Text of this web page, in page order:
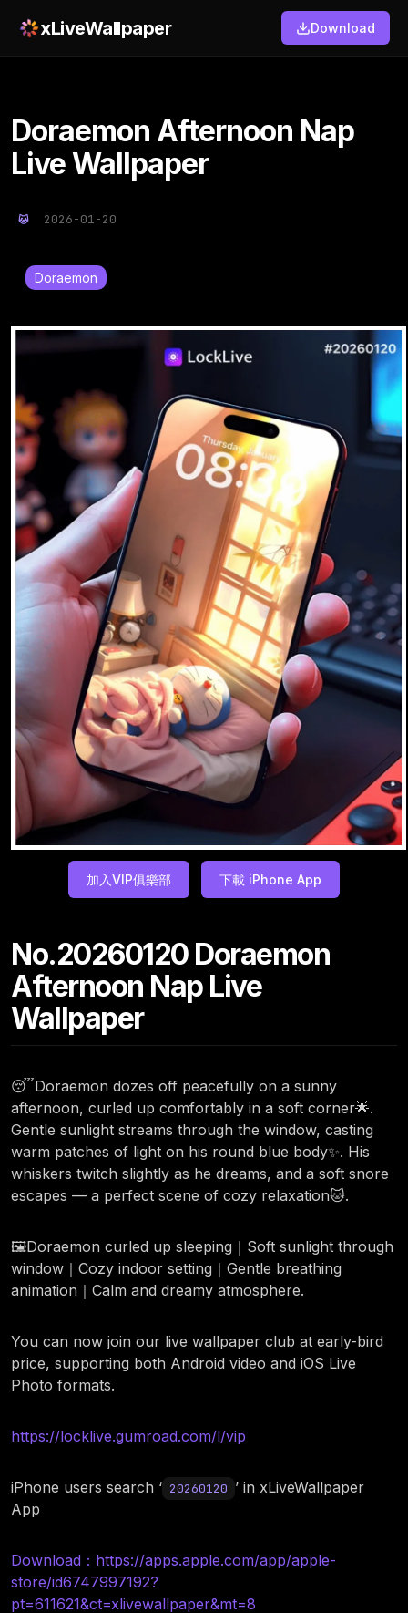
xLiveWallpaper Download
Doraemon Afternoon Nap
Live Wallpaper
2026-01-20
Doraemon
加入VIP俱樂部 下載 iPhone App
No.20260120 Doraemon
Afternoon Nap Live
Wallpaper
😴Doraemon dozes off peacefully on a sunny
afternoon, curled up comfortably in a soft corner🌟.
Gentle sunlight streams through the window, casting
warm patches of light on his round blue body✨. His
whiskers twitch slightly as he dreams, and a soft snore
escapes — a perfect scene of cozy relaxation🐱.
🖼️Doraemon curled up sleeping｜Soft sunlight through
window｜Cozy indoor setting｜Gentle breathing
animation｜Calm and dreamy atmosphere.
You can now join our live wallpaper club at early-bird
price, supporting both Android video and iOS Live
Photo formats.
https://locklive.gumroad.com/l/vip
iPhone users search ‘ 20260120 ’ in xLiveWallpaper
App
Download：https://apps.apple.com/app/apple-
store/id6747997192?
pt=611621&ct=xlivewallpaper&mt=8